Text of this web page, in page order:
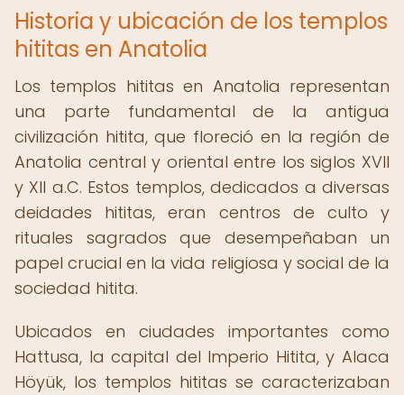
Historia y ubicación de los templos
hititas en Anatolia
Los templos hititas en Anatolia representan
una parte fundamental de la antigua
civilización hitita, que floreció en la región de
Anatolia central y oriental entre los siglos XVII
y XII a.C. Estos templos, dedicados a diversas
deidades hititas, eran centros de culto y
rituales sagrados que desempeñaban un
papel crucial en la vida religiosa y social de la
sociedad hitita.
Ubicados en ciudades importantes como
Hattusa, la capital del Imperio Hitita, y Alaca
Höyük, los templos hititas se caracterizaban